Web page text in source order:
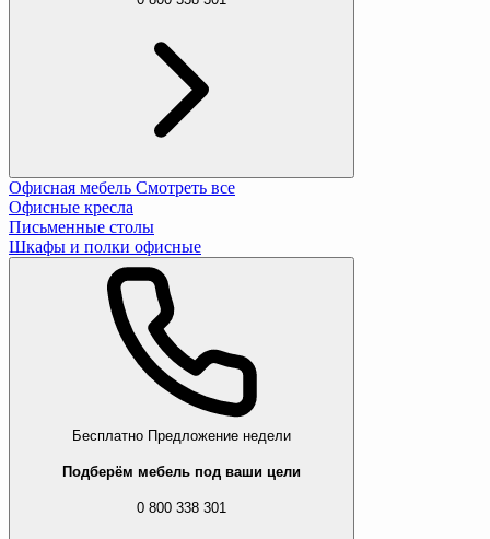
Офисная мебель Смотреть все
Офисные кресла
Письменные столы
Шкафы и полки офисные
Бесплатно Предложение недели
Подберём мебель под ваши цели
0 800 338 301